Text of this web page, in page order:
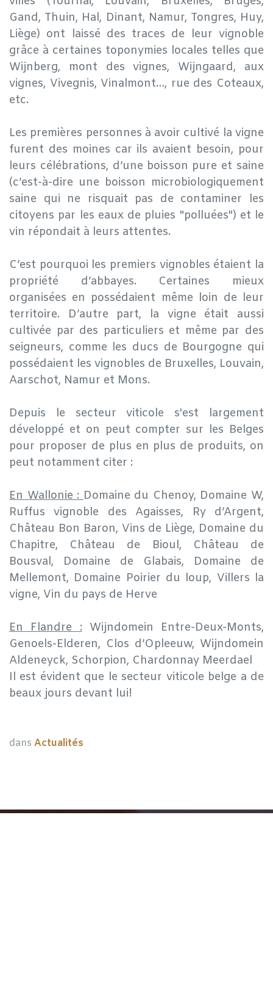
Gand, Thuin, Hal, Dinant, Namur, Tongres, Huy,
Liège) ont laissé des traces de leur vignoble
grâce à certaines toponymies locales telles que
Wijnberg, mont des vignes, Wijngaard, aux
vignes, Vivegnis, Vinalmont…, rue des Coteaux,
etc.
Les premières personnes à avoir cultivé la vigne
furent des moines car ils avaient besoin, pour
leurs célébrations, d’une boisson pure et saine
(c’est-à-dire une boisson microbiologiquement
saine qui ne risquait pas de contaminer les
citoyens par les eaux de pluies "polluées") et le
vin répondait à leurs attentes.
C’est pourquoi les premiers vignobles étaient la
propriété d’abbayes. Certaines mieux
organisées en possédaient même loin de leur
territoire. D’autre part, la vigne était aussi
cultivée par des particuliers et même par des
seigneurs, comme les ducs de Bourgogne qui
possédaient les vignobles de Bruxelles, Louvain,
Aarschot, Namur et Mons.
Depuis le secteur viticole s'est largement
développé et on peut compter sur les Belges
pour proposer de plus en plus de produits, on
peut notamment citer :
En Wallonie : Domaine du Chenoy, Domaine W,
Ruffus vignoble des Agaisses, Ry d’Argent,
Château Bon Baron, Vins de Liège, Domaine du
Chapitre, Château de Bioul, Château de
Bousval, Domaine de Glabais, Domaine de
Mellemont, Domaine Poirier du loup, Villers la
vigne, Vin du pays de Herve
En Flandre : Wijndomein Entre-Deux-Monts,
Genoels-Elderen, Clos d’Opleeuw, Wijndomein
Aldeneyck, Schorpion, Chardonnay Meerdael
Il est évident que le secteur viticole belge a de
beaux jours devant lui!
dans Actualités